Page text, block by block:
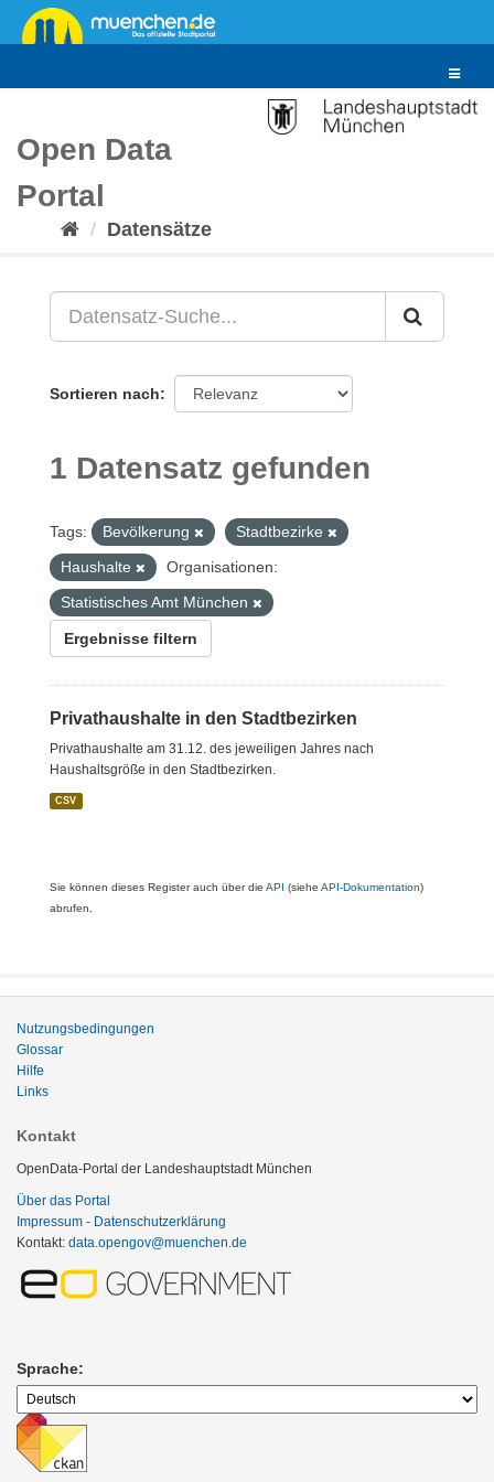
Überspringen
zum
Toggle
Open Data
Portal
Datensätze
Sortieren nach
1 Datensatz gefunden
Tags: Bevölkerung
Stadtbezirke
Haushalte
Organisationen:
Statistisches Amt München
Ergebnisse filtern
Privathaushalte in den Stadtbezirken
Privathaushalte am 31.12. des jeweiligen Jahres nach
Haushaltsgröße in den Stadtbezirken.
CSV
Sie können dieses Register auch über die API (siehe API-Dokumentation)
abrufen.
Nutzungsbedingungen
Glossar
Hilfe
Links
Kontakt
OpenData-Portal der Landeshauptstadt München
Über das Portal
Impressum - Datenschutzerklärung
Kontakt: data.opengov@muenchen.de
Sprache